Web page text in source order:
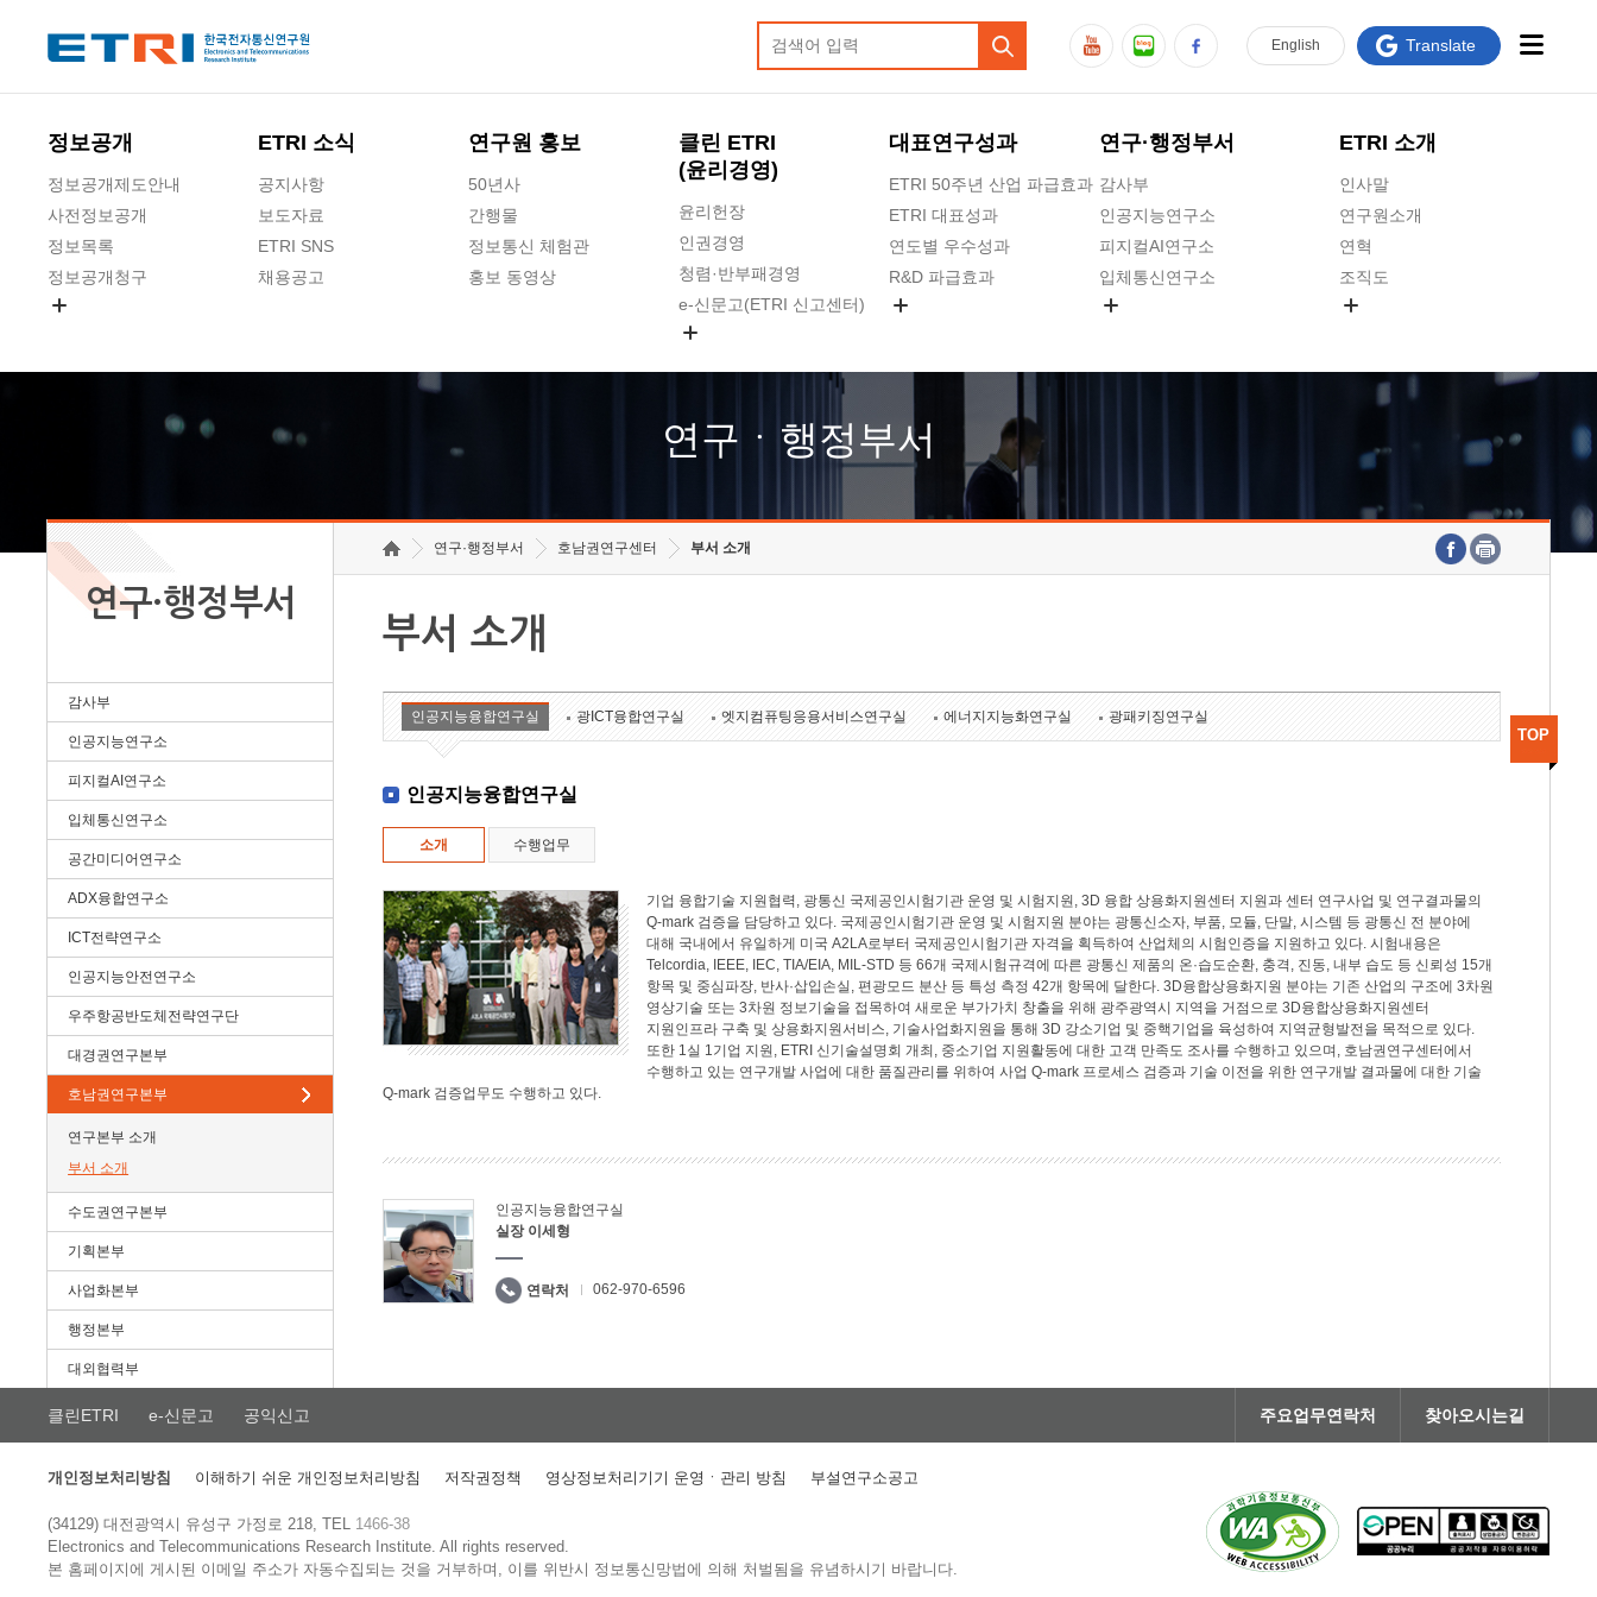
정보공개
정보공개제도안내
사전정보공개
정보목록
정보공개청구
ETRI 소식
공지사항
보도자료
ETRI SNS
채용공고
연구원 홍보
50년사
간행물
정보통신 체험관
홍보 동영상
클린 ETRI
(윤리경영)
윤리헌장
인권경영
청렴·반부패경영
e-신문고(ETRI 신고센터)
고객의소리
수의계약 현황
대표연구성과
ETRI 50주년 산업 파급효과
ETRI 대표성과
연도별 우수성과
R&D 파급효과
연구·행정부서
감사부
인공지능연구소
피지컬AI연구소
입체통신연구소
호남권연구본부
기획본부
ETRI 소개
인사말
연구원소개
연혁
조직도
연구원 고객헌장
주요업무연락처
English Translate
연구ㆍ행정부서
연구·행정부서
감사부
인공지능연구소
피지컬AI연구소
입체통신연구소
공간미디어연구소
ADX융합연구소
ICT전략연구소
인공지능안전연구소
우주항공반도체전략연구단
대경권연구본부
호남권연구본부
연구본부 소개
부서 소개
수도권연구본부
기획본부
사업화본부
행정본부
대외협력부
연구·행정부서 호남권연구센터 부서 소개
부서 소개
인공지능융합연구실 광ICT융합연구실 엣지컴퓨팅응용서비스연구실 에너지지능화연구실 광패키징연구실
인공지능융합연구실
소개 수행업무
기업 융합기술 지원협력, 광통신 국제공인시험기관 운영 및 시험지원, 3D 융합 상용화지원센터 지원과 센터 연구사업 및 연구결과물의
Q-mark 검증을 담당하고 있다. 국제공인시험기관 운영 및 시험지원 분야는 광통신소자, 부품, 모듈, 단말, 시스템 등 광통신 전 분야에
대해 국내에서 유일하게 미국 A2LA로부터 국제공인시험기관 자격을 획득하여 산업체의 시험인증을 지원하고 있다. 시험내용은
Telcordia, IEEE, IEC, TIA/EIA, MIL-STD 등 66개 국제시험규격에 따른 광통신 제품의 온·습도순환, 충격, 진동, 내부 습도 등 신뢰성 15개
항목 및 중심파장, 반사·삽입손실, 편광모드 분산 등 특성 측정 42개 항목에 달한다. 3D융합상용화지원 분야는 기존 산업의 구조에 3차원
영상기술 또는 3차원 정보기술을 접목하여 새로운 부가가치 창출을 위해 광주광역시 지역을 거점으로 3D융합상용화지원센터
지원인프라 구축 및 상용화지원서비스, 기술사업화지원을 통해 3D 강소기업 및 중핵기업을 육성하여 지역균형발전을 목적으로 있다.
또한 1실 1기업 지원, ETRI 신기술설명회 개최, 중소기업 지원활동에 대한 고객 만족도 조사를 수행하고 있으며, 호남권연구센터에서
수행하고 있는 연구개발 사업에 대한 품질관리를 위하여 사업 Q-mark 프로세스 검증과 기술 이전을 위한 연구개발 결과물에 대한 기술
Q-mark 검증업무도 수행하고 있다.
인공지능융합연구실
실장 이세형
연락처 062-970-6596
TOP
클린ETRI e-신문고 공익신고 주요업무연락처 찾아오시는길
개인정보처리방침 이해하기 쉬운 개인정보처리방침 저작권정책 영상정보처리기기 운영ㆍ관리 방침 부설연구소공고
(34129) 대전광역시 유성구 가정로 218, TEL 1466-38
Electronics and Telecommunications Research Institute.All rights reserved.
본 홈페이지에 게시된 이메일 주소가 자동수집되는 것을 거부하며, 이를 위반시 정보통신망법에 의해 처벌됨을 유념하시기 바랍니다.